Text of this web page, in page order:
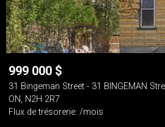
999 000 $
31 Bingeman Street - 31 BINGEMAN
ON, N2H 2R7
Flux de trésorerie: /mois